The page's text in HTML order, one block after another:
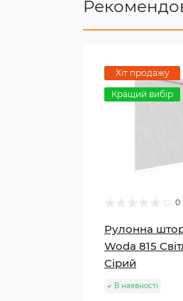
Хіт продажу
Кращий вибір
0
Рулонна
Woda 815
Сірий
В наявності